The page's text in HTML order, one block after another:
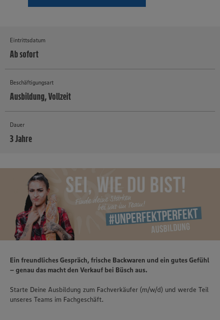
Eintrittsdatum
Ab sofort
Beschäftigungsart
Ausbildung, Vollzeit
Dauer
3 Jahre
Ein freundliches Gespräch, frische Backwaren und ein gutes Gefühl
– genau das macht den Verkauf bei Büsch aus.
Starte Deine Ausbildung zum Fachverkäufer (m/w/d) und werde Teil
unseres Teams im Fachgeschäft.